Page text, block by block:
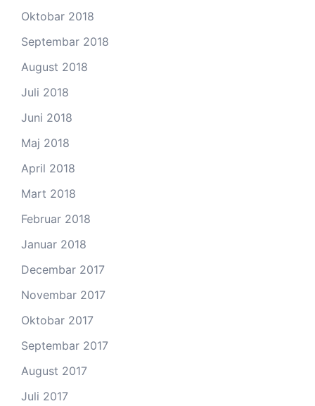
Oktobar 2018
Septembar 2018
August 2018
Juli 2018
Juni 2018
Maj 2018
April 2018
Mart 2018
Februar 2018
Januar 2018
Decembar 2017
Novembar 2017
Oktobar 2017
Septembar 2017
August 2017
Juli 2017